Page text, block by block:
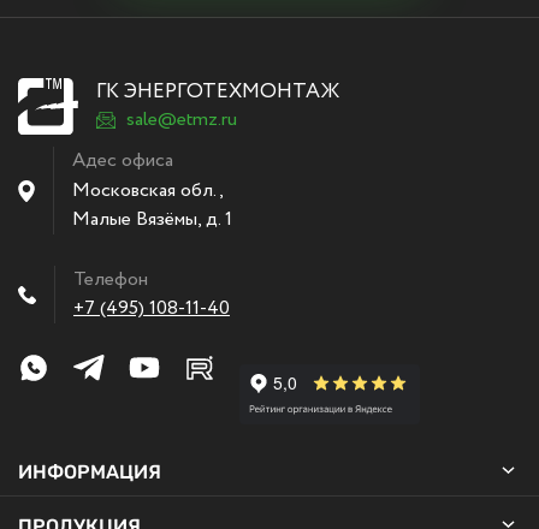
ГК ЭНЕРГОТЕХМОНТАЖ
sale@etmz.ru
Адес офиса
Московская обл.,
Малые Вязёмы,д. 1
Телефон
+7 (495) 108-11-40
ИНФОРМАЦИЯ